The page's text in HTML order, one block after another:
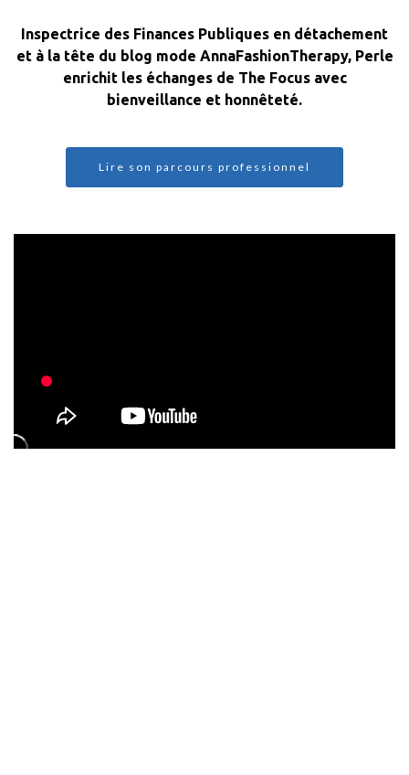
Inspectrice des Finances Publiques en détachement
et à la tête du blog mode AnnaFashionTherapy, Perle
enrichit les échanges de The Focus avec
bienveillance et honnêteté.
Lire son parcours professionnel